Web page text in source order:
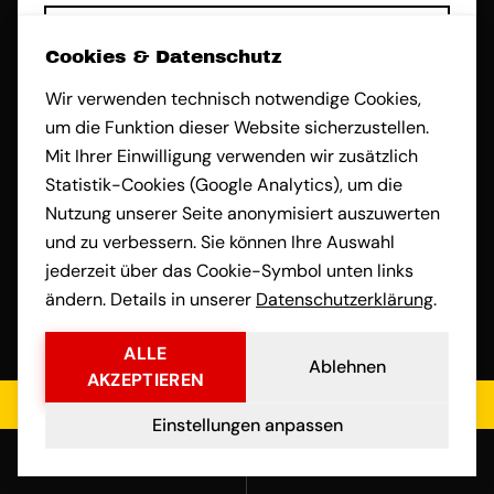
Beladeadresse
Entladeadresse
Umzugsdatum
Jetzt kostenloses Angebot einholen
Cookies & Datenschutz
Wir verwenden technisch notwendige Cookies,
um die Funktion dieser Website sicherzustellen.
Mit Ihrer Einwilligung verwenden wir zusätzlich
Statistik-Cookies (Google Analytics), um die
Nutzung unserer Seite anonymisiert auszuwerten
und zu verbessern. Sie können Ihre Auswahl
jederzeit über das Cookie-Symbol unten links
ändern. Details in unserer Datenschutzerklärung.
ALLE
AKZEPTIEREN
Ablehnen
Einstellungen anpassen